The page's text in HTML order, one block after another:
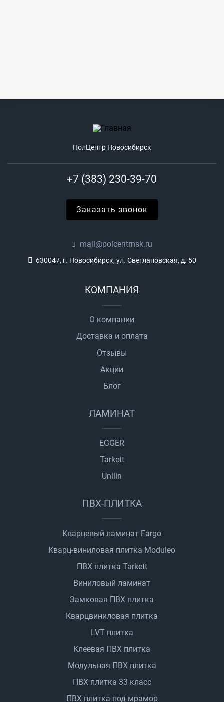
ПолЦентр Новосибирск
+7 (383) 230-39-70
Заказать звонок
mail@polcentrnsk.ru
630047, г. Новосибирск, ул. Светлановская, д. 50
КОМПАНИЯ
О компании
Доставка и оплата
Отзывы
Акции
Блог
ЛАМИНАТ
EGGER
Tarkett
Unilin
ПВХ-ПЛИТКА
Кварцевый ламинат Fargo
Кварц-виниловая плитка Moduleo
ПВХ плитка Tarkett
Виниловый ламинат
Замковая ПВХ плитка
Кварцвиниловая плитка
LVT плитка
Клеевая ПВХ плитка
Модульная ПВХ плитка
ПВХ плитка 33 класс
ПВХ плитка под мрамор